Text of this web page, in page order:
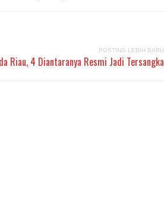
POSTING LEBIH BARU
Riau, 4 Diantaranya Resmi Jadi Tersangka